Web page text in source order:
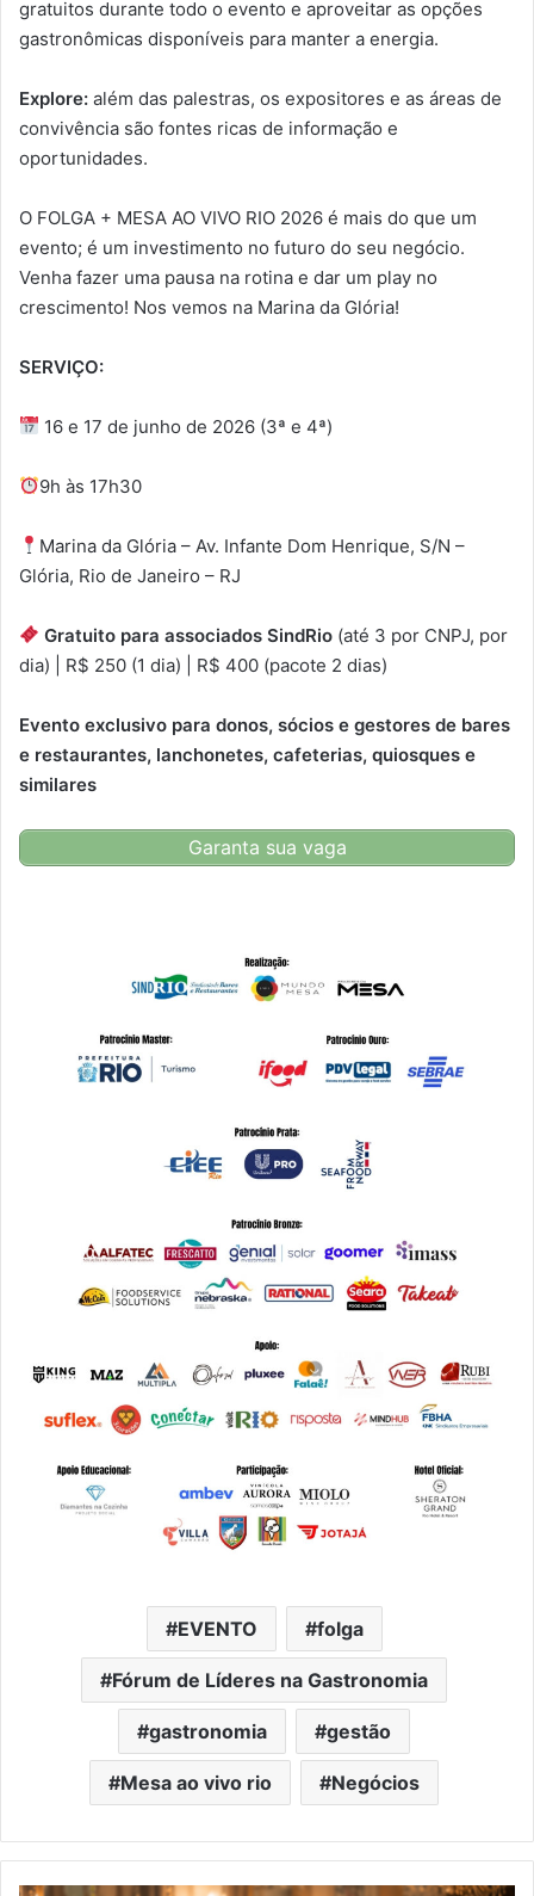
gratuitos durante todo o evento e aproveitar as opções
gastronômicas disponíveis para manter a energia.
Explore: além das palestras, os expositores e as áreas de
convivência são fontes ricas de informação e
oportunidades.
O FOLGA + MESA AO VIVO RIO 2026 é mais do que um
evento; é um investimento no futuro do seu negócio.
Venha fazer uma pausa na rotina e dar um play no
crescimento! Nos vemos na Marina da Glória!
SERVIÇO:
16 e 17 de junho de 2026 (3ª e 4ª)
9h às 17h30
Marina da Glória – Av. Infante Dom Henrique, S/N –
Glória, Rio de Janeiro – RJ
Gratuito para associados SindRio (até 3 por CNPJ, por
dia) | R$ 250 (1 dia) | R$ 400 (pacote 2 dias)
Evento exclusivo para donos, sócios e gestores de bares
e restaurantes, lanchonetes, cafeterias, quiosques e
similares
Garanta sua vaga
EVENTO folga
Fórum de Líderes na Gastronomia
gastronomia gestão
Mesa ao vivo rio Negócios